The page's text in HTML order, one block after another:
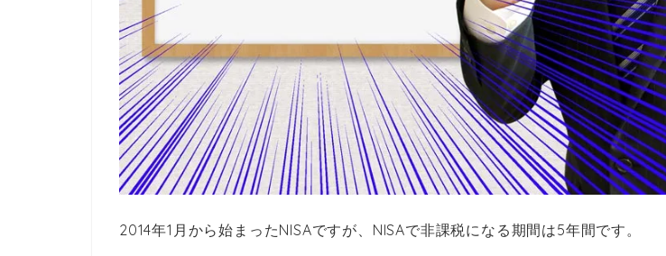
2014年1月から始まったNISAですが、NISAで非課税になる期間は5年間です。